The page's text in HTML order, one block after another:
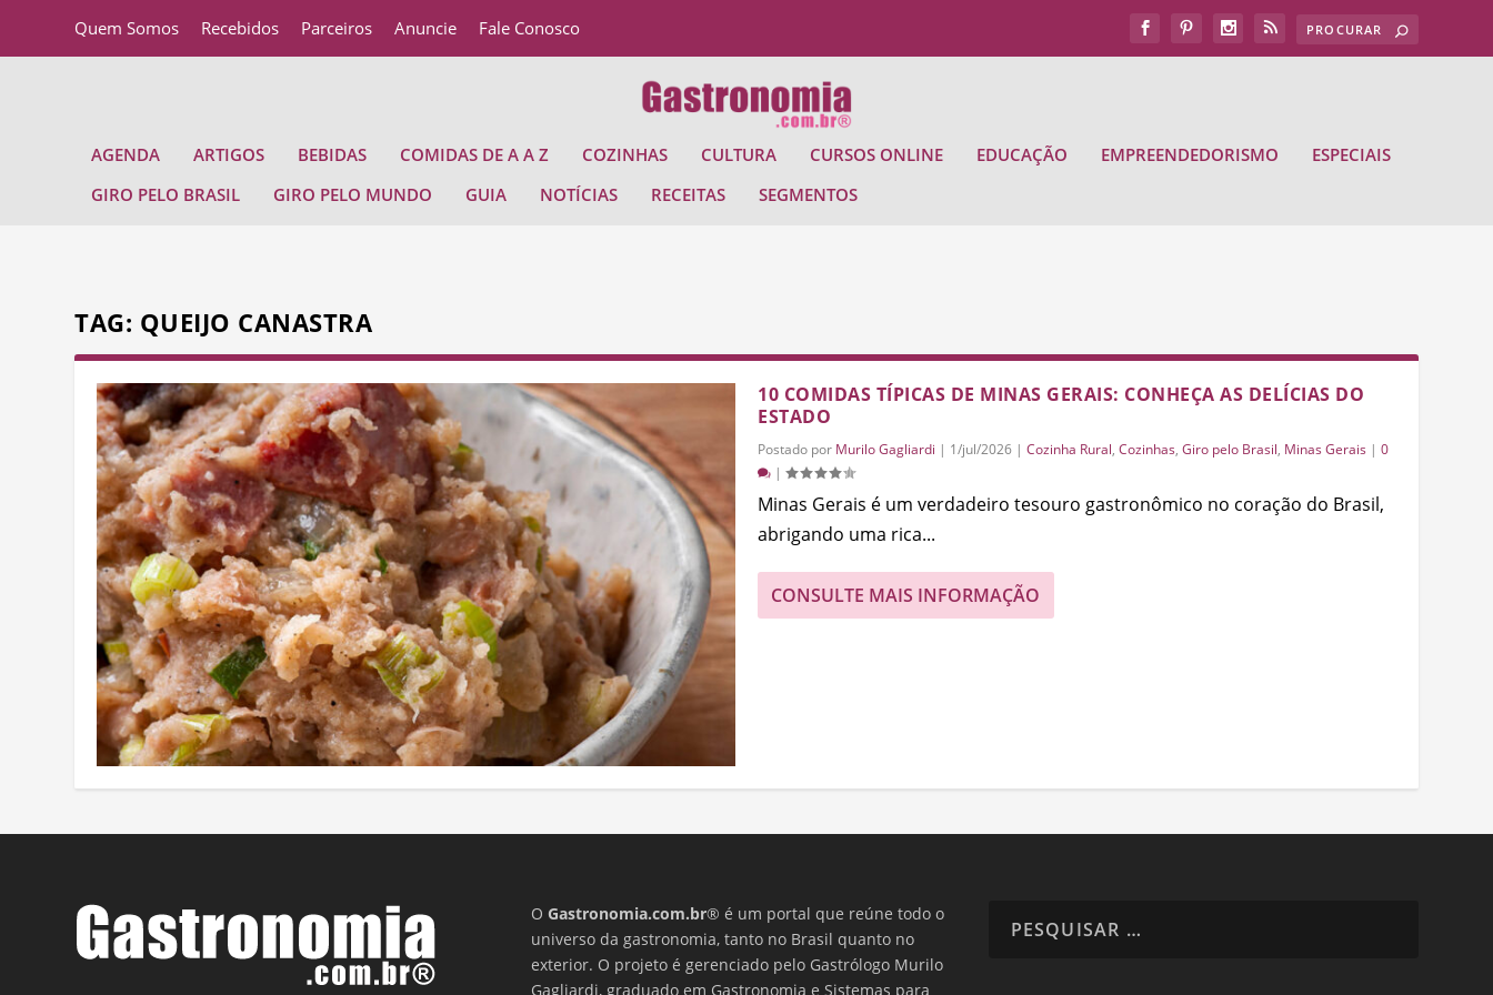
Quem Somos Recebidos Parceiros Anuncie Fale Conosco
AGENDA ARTIGOS BEBIDAS COMIDAS DE A A Z COZINHAS CULTURA CURSOS ONLINE EDUCAÇÃO EMPREENDEDORISMO
ESPECIAIS
GIRO PELO BRASIL
GIRO PELO MUNDO GUIA NOTÍCIAS RECEITAS SEGMENTOS
TAG: QUEIJO CANASTRA
10 COMIDAS TÍPICAS DE MINAS GERAIS: CONHEÇA AS DELÍCIAS DO
ESTADO
Postado por Murilo Gagliardi | 1/jul/2026 | Cozinha Rural, Cozinhas, Giro pelo Brasil, Minas Gerais | 0
|
Minas Gerais é um verdadeiro tesouro gastronômico no coração do Brasil,
abrigando uma rica...
CONSULTE MAIS INFORMAÇÃO
OGastronomia.com.br® é um portal que reúne todo o
universo da gastronomia, tanto no Brasil quanto no
exterior. O projeto é gerenciado pelo Gastrólogo Murilo
Gagliardi, graduado em Gastronomia e Sistemas para